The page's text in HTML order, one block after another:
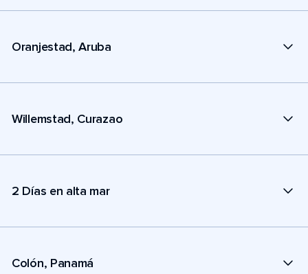
Oranjestad, Aruba
Willemstad, Curazao
2 Días en alta mar
Colón, Panamá